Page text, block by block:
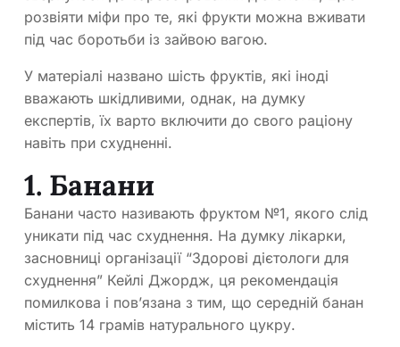
розвіяти міфи про те, які фрукти можна вживати
під час боротьби із зайвою вагою.
У матеріалі названо шість фруктів, які іноді
вважають шкідливими, однак, на думку
експертів, їх варто включити до свого раціону
навіть при схудненні.
1. Банани
Банани часто називають фруктом №1, якого слід
уникати під час схуднення. На думку лікарки,
засновниці організації “Здорові дієтологи для
схуднення” Кейлі Джордж, ця рекомендація
помилкова і пов’язана з тим, що середній банан
містить 14 грамів натурального цукру.